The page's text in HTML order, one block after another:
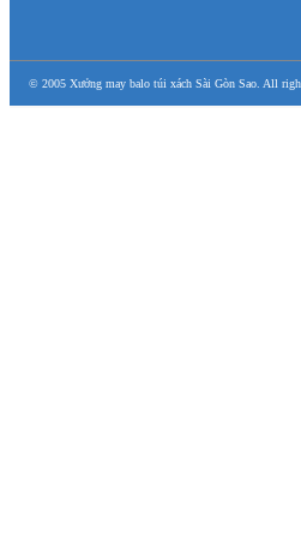
© 2005 Xưởng may balo túi xách Sài Gòn Sao. All